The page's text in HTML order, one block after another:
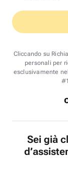
Cliccando su
personali per
esclusivamente
Sei già